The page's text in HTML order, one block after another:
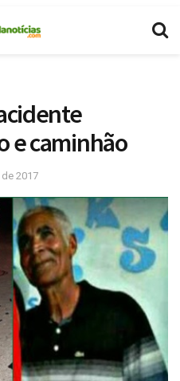
e caminhão
2017